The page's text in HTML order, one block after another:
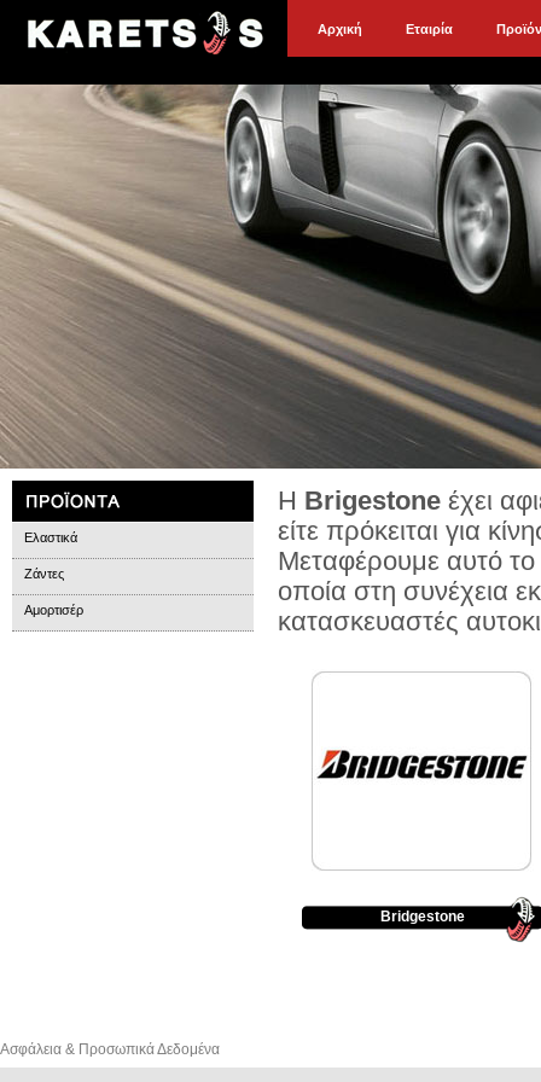
Αρχική Εταιρία
Ελαστικά
Ζάντες
Αμορτισέρ
Η Brigestone έχει
είτε πρόκειται για
Μεταφέρουμε αυτό το
οποία στη συνέχεια
κατασκευαστές
Bridgestone
Ασφάλεια & Προσωπικά Δεδομένα